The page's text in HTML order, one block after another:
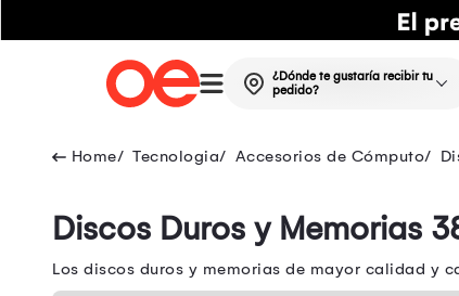
¿Dónde te gustaría recibir tu
pedido?
Tecnologia Accesorios de Cómputo
Discos Duros y Memorias
Los discos duros y memorias de mayor calidad y